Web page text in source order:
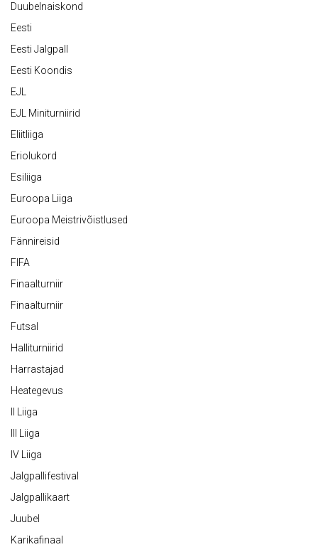
Duubelnaiskond
Eesti
Eesti Jalgpall
Eesti Koondis
EJL
EJL Miniturniirid
Eliitliiga
Eriolukord
Esiliiga
Euroopa Liiga
Euroopa Meistrivõistlused
Fännireisid
FIFA
Finaalturniir
Finaalturniir
Futsal
Halliturniirid
Harrastajad
Heategevus
II Liiga
III Liiga
IV Liiga
Jalgpallifestival
Jalgpallikaart
Juubel
Karikafinaal